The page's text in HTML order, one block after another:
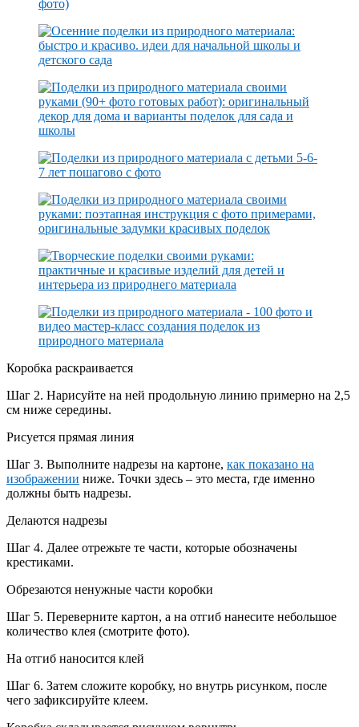
Коробка раскраивается
Шаг 2. Нарисуйте на ней продольную линию примерно на 2,5
см ниже середины.
Рисуется прямая линия
Шаг 3. Выполните надрезы на картоне, как показано на
изображении ниже. Точки здесь – это места, где именно
должны быть надрезы.
Делаются надрезы
Шаг 4. Далее отрежьте те части, которые обозначены
крестиками.
Обрезаются ненужные части коробки
Шаг 5. Переверните картон, а на отгиб нанесите небольшое
количество клея (смотрите фото).
На отгиб наносится клей
Шаг 6. Затем сложите коробку, но внутрь рисунком, после
чего зафиксируйте клеем.